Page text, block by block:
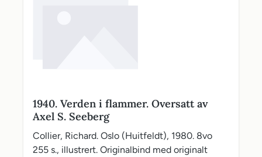
1940. Verden i flammer. Oversatt av
Axel S. Seeberg
Collier, Richard. Oslo (Huitfeldt), 1980. 8vo
255 s., illustrert. Originalbind med originalt